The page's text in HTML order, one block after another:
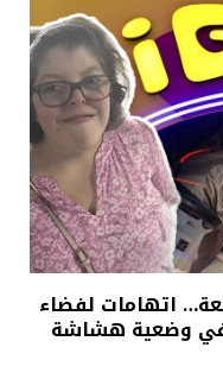
اتهامات لفضاء
في وضعية هشاشة